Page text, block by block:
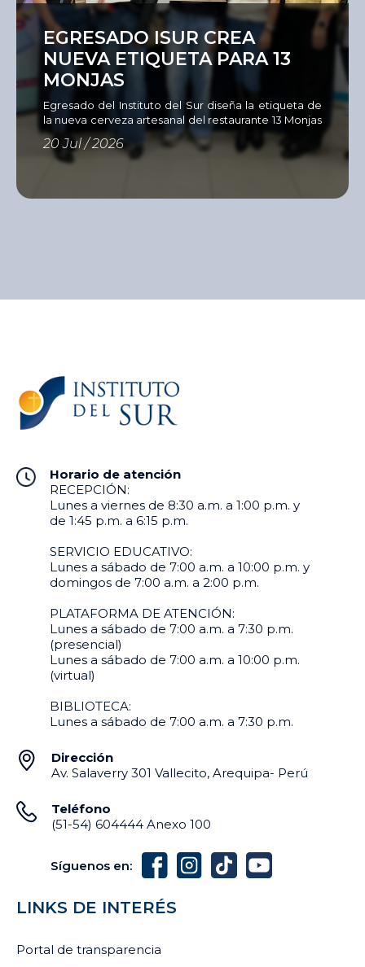
EGRESADO ISUR CREA
NUEVA ETIQUETA PARA 13
MONJAS
Egresado del Instituto del Sur diseña la etiqueta de
la nueva cerveza artesanal del restaurante 13 Monjas
Como parte de su compromiso con una formación
estrechamente vinculada al entorno profesional, la
Unidad Académica de Diseño del Instituto del Sur,
20 Jul / 2026
Ver
Horario de atención
RECEPCIÓN:
Lunes a viernes de 8:30 a.m. a 1:00 p.m. y
de 1:45 p.m. a 6:15 p.m.
SERVICIO EDUCATIVO:
Lunes a sábado de 7:00 a.m. a 10:00 p.m. y
domingos de 7:00 a.m. a 2:00 p.m.
PLATAFORMA DE ATENCIÓN:
Lunes a sábado de 7:00 a.m. a 7:30 p.m.
(presencial)
Lunes a sábado de 7:00 a.m. a 10:00 p.m.
(virtual)
BIBLIOTECA:
Lunes a sábado de 7:00 a.m. a 7:30 p.m.
Dirección
Av. Salaverry 301 Vallecito, Arequipa- Perú
Teléfono
(51-54) 604444 Anexo 100
Síguenos en:
LINKS DE INTERÉS
Portal de transparencia